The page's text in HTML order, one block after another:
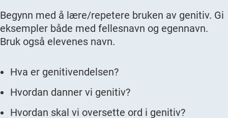
Begynn med å lære/repetere bruken av genitiv. Gi
eksempler både med fellesnavn og egennavn.
Bruk også elevenes navn.
Hva er genitivendelsen?
Hvordan danner vi genitiv?
Hvordan skal vi oversette ord i genitiv?